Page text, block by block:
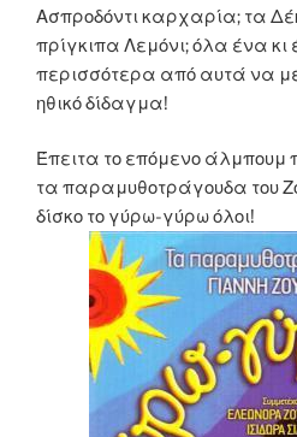
Ασπροδόντι καρχαρία; τα
πρίγκιπα Λεμόνι; όλα ένα κι
περισσότερα από αυτά να
ηθικό δίδαγμα!
Έπειτα το επόμενο
τα παραμυθοτράγουδα του
δίσκο το γύρω-γύρω όλοι!